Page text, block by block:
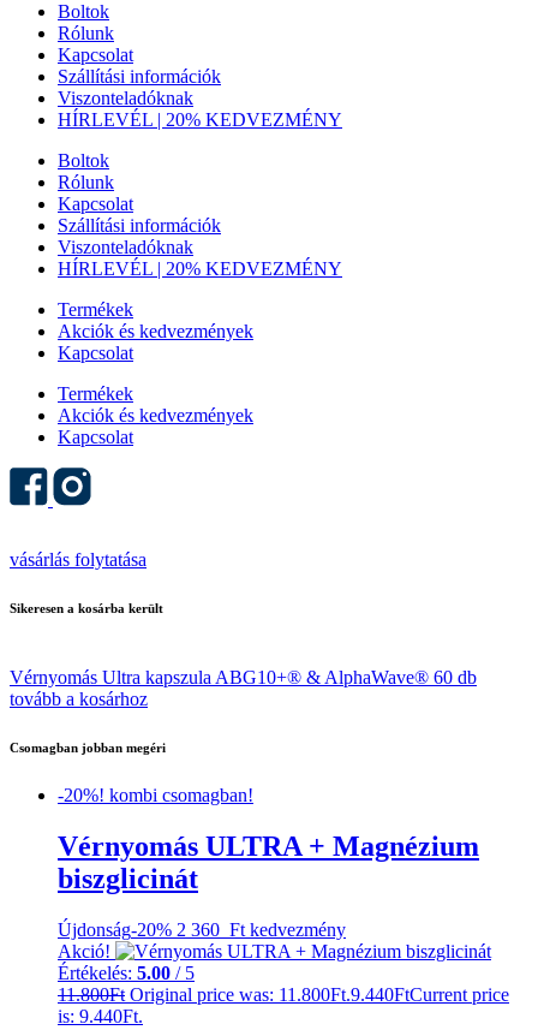
Boltok
Rólunk
Kapcsolat
Szállítási információk
Viszonteladóknak
HÍRLEVÉL | 20% KEDVEZMÉNY
Boltok
Rólunk
Kapcsolat
Szállítási információk
Viszonteladóknak
HÍRLEVÉL | 20% KEDVEZMÉNY
Termékek
Akciók és kedvezmények
Kapcsolat
Termékek
Akciók és kedvezmények
Kapcsolat
vásárlás folytatása
Sikeresen a kosárba került
Vérnyomás Ultra kapszula ABG10+® & AlphaWave® 60 db
tovább a kosárhoz
Csomagban jobban megéri
-20%! kombi csomagban!
Vérnyomás ULTRA + Magnézium
biszglicinát
Újdonság-20% 2 360 Ft kedvezmény
Akció!
Értékelés: 5.00 / 5
11.800Ft Original price was: 11.800Ft.9.440FtCurrent price
is: 9.440Ft.